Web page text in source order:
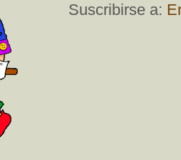
Suscribirse a: